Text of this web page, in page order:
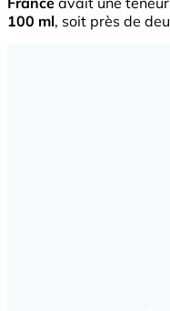
100 ml, soit près de